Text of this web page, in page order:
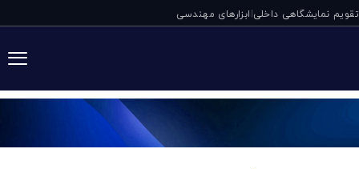
تقویم نمایشگاهی داخلی|ابزارهای مهندسی
انواع پمپ